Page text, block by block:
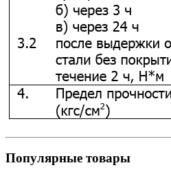
Популярные товары